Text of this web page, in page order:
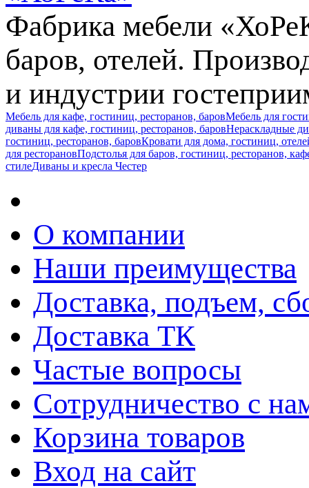
Фабрика мебели
баров, отелей.
и индустрии
Мебель для кафе, гостиниц, ресторанов, баровМебель для
диваны для кафе, гостиниц, ресторанов, баровНераскладные
гостиниц, ресторанов, баровКровати для дома, гостиниц,
для ресторановПодстолья для баров, гостиниц, ресторанов,
стилеДиваны и кресла Честер
О компании
Наши преимущества
Доставка, подъем,
Доставка ТК
Частые вопросы
Сотрудничество с
Корзина товаров
Вход на сайт